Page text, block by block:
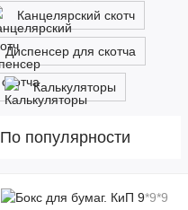
Канцелярский скотч
Диспенсер для скотча
Калькуляторы
По популярности